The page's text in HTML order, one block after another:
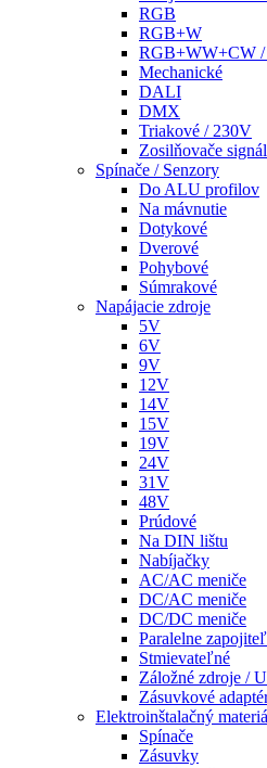
RGB
RGB+W
RGB+WW+CW
Mechanické
DALI
DMX
Triakové / 230V
Zosilňovače
Spínače / Senzory
Do ALU profilov
Na mávnutie
Dotykové
Dverové
Pohybové
Súmrakové
Napájacie zdroje
5V
6V
9V
12V
14V
15V
19V
24V
31V
48V
Prúdové
Na DIN lištu
Nabíjačky
AC/AC meniče
DC/AC meniče
DC/DC meniče
Paralelne
Stmievateľné
Záložné zdroje /
Zásuvkové
Elektroinštalačný
Spínače
Zásuvky